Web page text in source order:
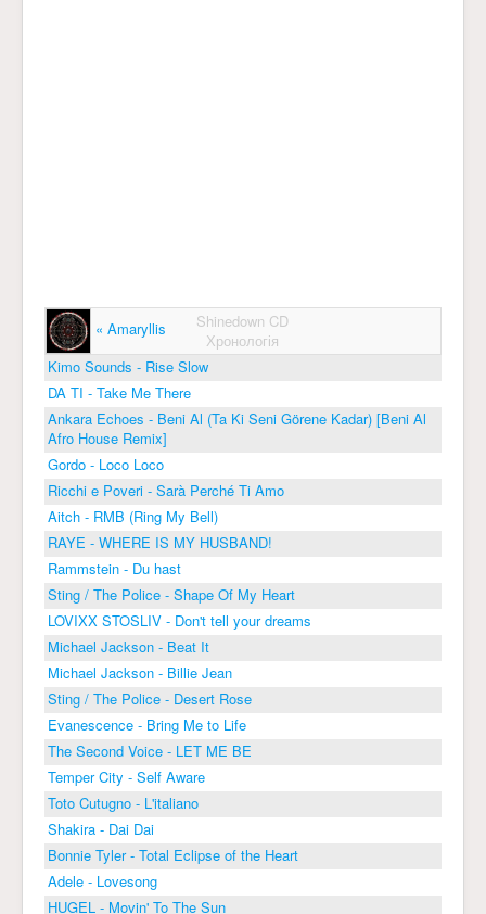
« Amaryllis
Shinedown CD
Хронологія
Kimo Sounds - Rise Slow
DA TI - Take Me There
Ankara Echoes - Beni Al (Ta Ki Seni Görene Kadar) [Beni Al
Afro House Remix]
Gordo - Loco Loco
Ricchi e Poveri - Sarà Perché Ti Amo
Aitch - RMB (Ring My Bell)
RAYE - WHERE IS MY HUSBAND!
Rammstein - Du hast
Sting / The Police - Shape Of My Heart
LOVIXX STOSLIV - Don't tell your dreams
Michael Jackson - Beat It
Michael Jackson - Billie Jean
Sting / The Police - Desert Rose
Evanescence - Bring Me to Life
The Second Voice - LET ME BE
Temper City - Self Aware
Toto Cutugno - L'italiano
Shakira - Dai Dai
Bonnie Tyler - Total Eclipse of the Heart
Adele - Lovesong
HUGEL - Movin' To The Sun